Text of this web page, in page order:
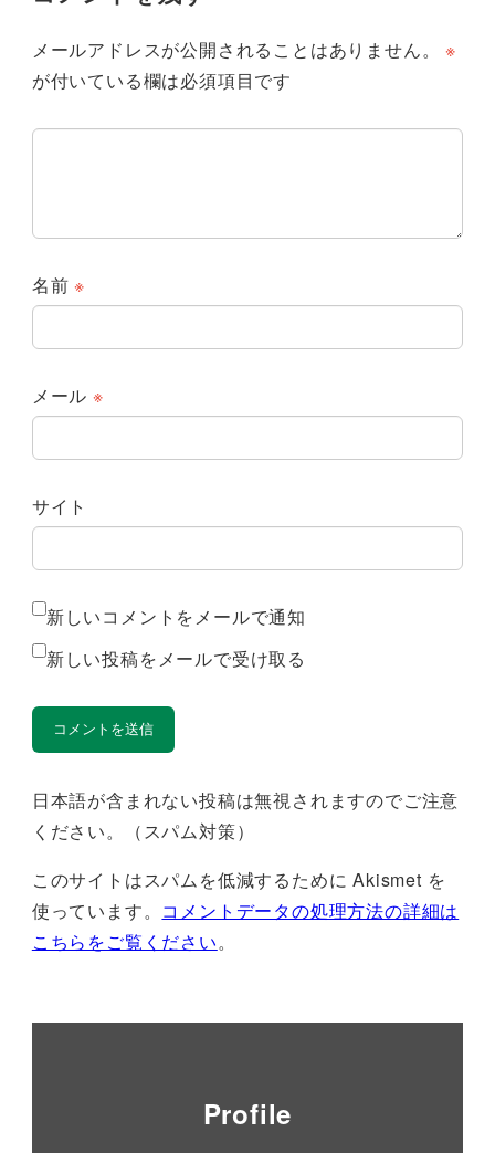
メールアドレスが公開されることはありません。
※
が付いている欄は必須項目です
名前※
メール ※
サイト
新しいコメントをメールで通知
新しい投稿をメールで受け取る
日本語が含まれない投稿は無視されますのでご注意
ください。（スパム対策）
このサイトはスパムを低減するために Akismet を
使っています。 コメントデータの処理方法の詳細は
こちらをご覧ください。
Profile